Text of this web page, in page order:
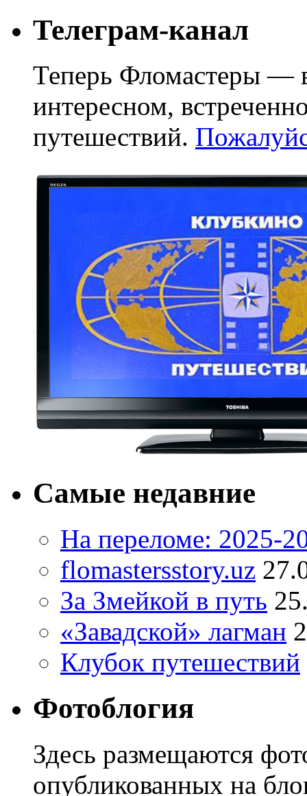
Телеграм-канал
Теперь Фломастеры —
интересном,
путешествий.
Самые недавние
На переломе: 2025-
flomastersstory.uz
За Змейкой в путь
«Завадской» лагман
Клубок путешествий
Фотоблогия
Здесь размещаются
опубликованных на